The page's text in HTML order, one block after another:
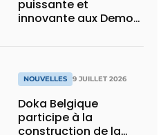
puissante et
innovante aux Demo
NOUVELLES 9 JUILLET 2026
Doka Belgique
participe à la
construction de la